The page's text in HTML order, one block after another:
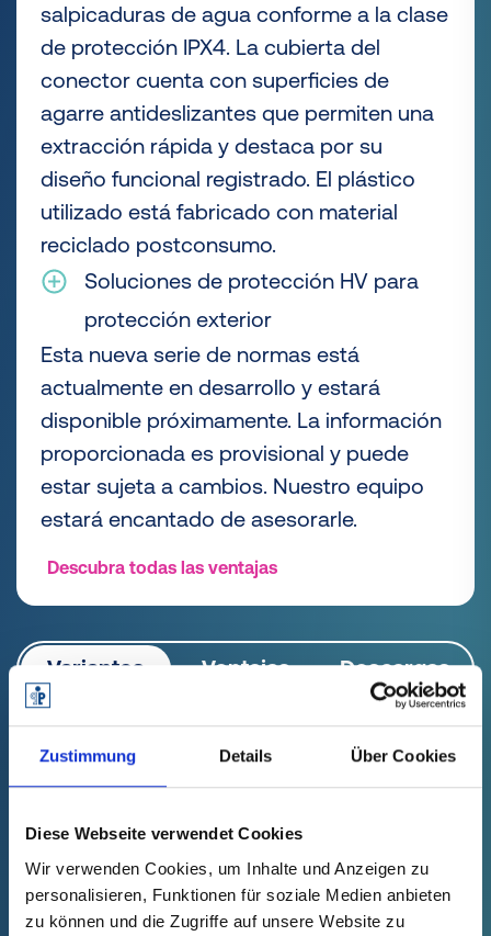
Zustimmung Details Über Cookies
Diese Webseite verwendet Cookies
Wir verwenden Cookies, um Inhalte und Anzeigen zu
personalisieren, Funktionen für soziale Medien anbieten
zu können und die Zugriffe auf unsere Website zu
salpicaduras de agua conforme a la clase
de protección IPX4. La cubierta del
conector cuenta con superficies de
agarre antideslizantes que permiten una
extracción rápida y destaca por su
diseño funcional registrado. El plástico
utilizado está fabricado con material
reciclado postconsumo.
Soluciones de protección HV para
protección exterior
Esta nueva serie de normas está
actualmente en desarrollo y estará
disponible próximamente. La información
proporcionada es provisional y puede
estar sujeta a cambios. Nuestro equipo
estará encantado de asesorarle.
Descubra todas las ventajas
Variantes Ventajas Descargas
Encuentre el elemento de
protección adecuado para su GPN
396: